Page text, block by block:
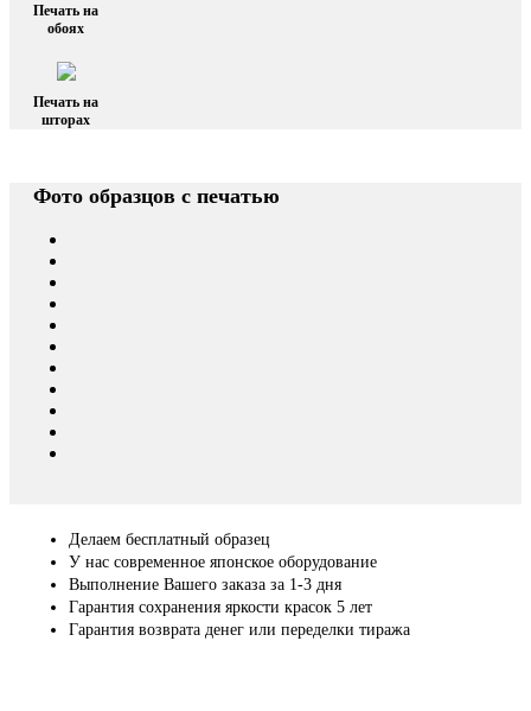
Печать на
обоях
Печать на
шторах
Фото образцов с печатью
Делаем бесплатный образец
У нас современное японское оборудование
Выполнение Вашего заказа за 1-3 дня
Гарантия сохранения яркости красок 5 лет
Гарантия возврата денег или переделки тиража